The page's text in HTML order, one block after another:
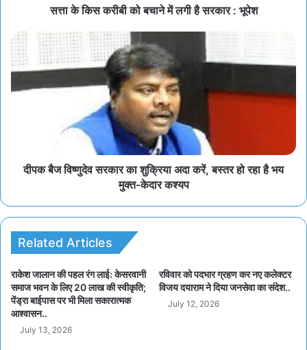
सत्ता के किस करीबी को बचाने में लगी है सरकार : भूपेश
दीपक बैज विष्णुदेव सरकार का शुक्रिया अदा करें, बस्तर हो रहा है भय
मुक्त-केदार कश्यप
Related Articles
राकेश जालान की पहल रंग लाई: केसरवानी
समाज भवन के लिए 20 लाख की स्वीकृति;
पेंड्रा बाईपास पर भी मिला सकारात्मक
आश्वासन..
July 13, 2026
रविवार को पदभार ग्रहण कर नए कलेक्टर
विजय दयाराम ने दिया जनसेवा का संदेश..
July 12, 2026